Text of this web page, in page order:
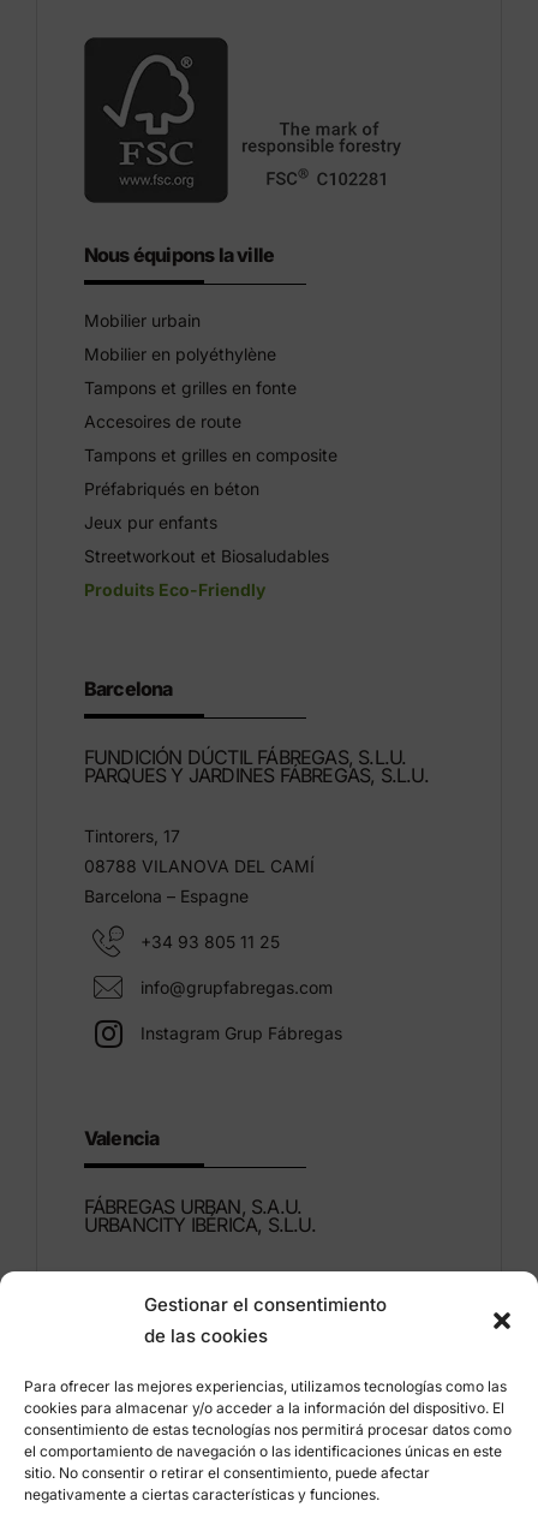
Gestionar el consentimiento
de las cookies
Para ofrecer las mejores experiencias, utilizamos tecnologías como las
cookies para almacenar y/o acceder a la información del dispositivo. El
consentimiento de estas tecnologías nos permitirá procesar datos como
el comportamiento de navegación o las identificaciones únicas en este
sitio. No consentir o retirar el consentimiento, puede afectar
negativamente a ciertas características y funciones.
Nous équipons la ville
Mobilier urbain
Mobilier en polyéthylène
Tampons et grilles en fonte
Accesoires de route
Tampons et grilles en composite
Préfabriqués en béton
Jeux pur enfants
Streetworkout et Biosaludables
Produits Eco-Friendly
Barcelona
FUNDICIÓN DÚCTIL FÁBREGAS, S.L.U.
PARQUES Y JARDINES FÁBREGAS, S.L.U.
Tintorers, 17
08788 VILANOVA DEL CAMÍ
Barcelona – Espagne
+34 93 805 11 25
info@grupfabregas.com
Instagram Grup Fábregas
Valencia
FÁBREGAS URBAN, S.A.U.
URBANCITY IBÉRICA, S.L.U.
46960 ALDAIA
Valencia – Espagne
+34 96 151 53 44
info@grupfabregas.com
Grup Fábregas
Accès concessionnaire